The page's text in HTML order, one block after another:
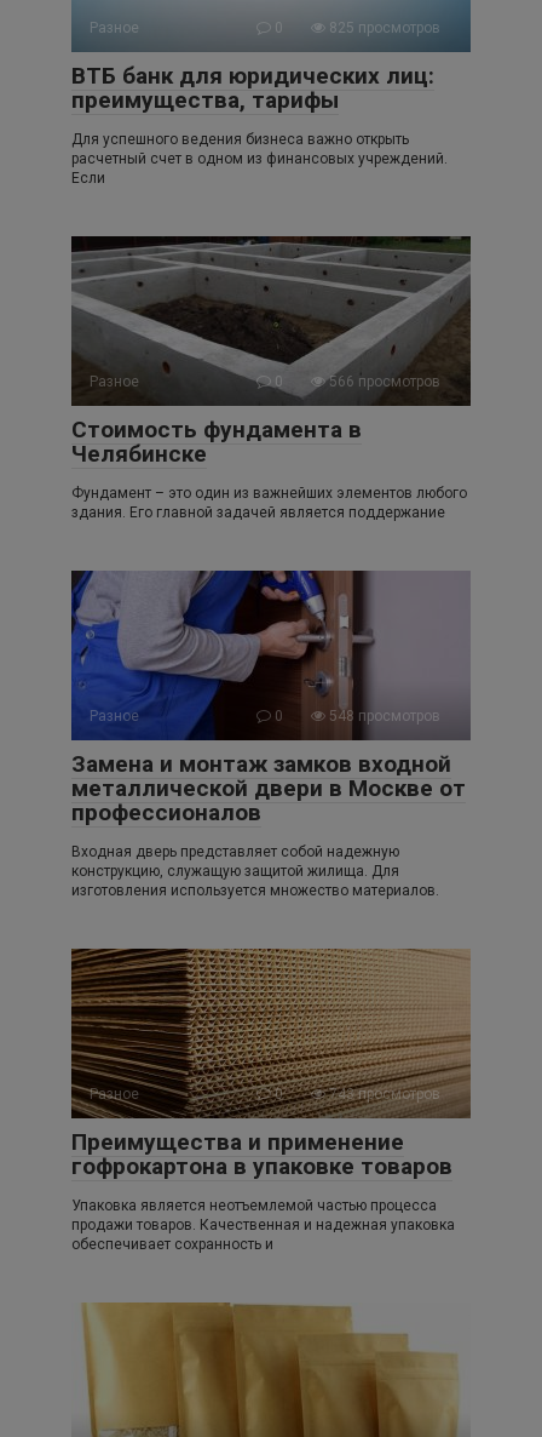
Разное 0 825 просмотров
ВТБ банк для юридических лиц:
преимущества, тарифы
Для успешного ведения бизнеса важно открыть
расчетный счет в одном из финансовых учреждений.
Если
Разное 0 566 просмотров
Стоимость фундамента в
Челябинске
Фундамент – это один из важнейших элементов любого
здания. Его главной задачей является поддержание
Разное 0 548 просмотров
Замена и монтаж замков входной
металлической двери в Москве от
профессионалов
Входная дверь представляет собой надежную
конструкцию, служащую защитой жилища. Для
изготовления используется множество материалов.
Разное 0 743 просмотров
Преимущества и применение
гофрокартона в упаковке товаров
Упаковка является неотъемлемой частью процесса
продажи товаров. Качественная и надежная упаковка
обеспечивает сохранность и